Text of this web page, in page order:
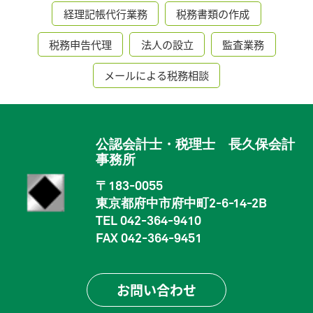
経理記帳代行業務 税務書類の作成
税務申告代理 法人の設立 監査業務
メールによる税務相談
公認会計士・税理士 長久保会計
事務所
〒183-0055
東京都府中市府中町2-6-14-2B
TEL 042-364-9410
FAX 042-364-9451
お問い合わせ